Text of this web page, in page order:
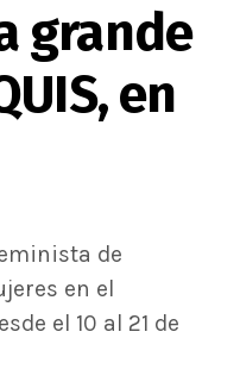
grande
en
de
en el
el 10 al 21 de